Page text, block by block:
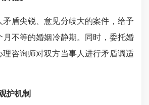
盾尖锐、意见分歧大的案件，给予
月不等的婚姻冷静期。同时，委托婚
理咨询师对双方当事人进行矛盾调适
护机制